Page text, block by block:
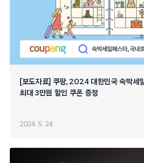
[보도자료] 쿠팡, 2024 대한민국 숙박세
최대 3만원 할인 쿠폰 증정
2024. 5. 24.